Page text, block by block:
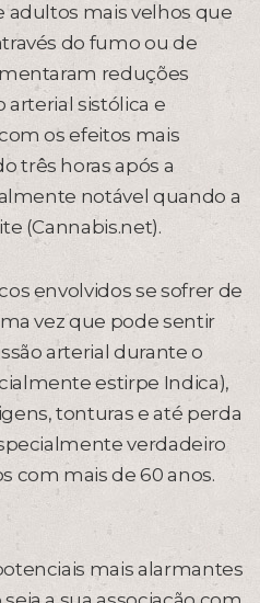
adultos mais velhos que
do fumo ou de
reduções
arterial sistólica e
os efeitos mais
três horas após a
notável quando a
(Cannabis.net).
envolvidos se sofrer de
vez que pode sentir
arterial durante o
estirpe Indica),
tonturas e até perda
verdadeiro
com mais de 60 anos.
mais alarmantes